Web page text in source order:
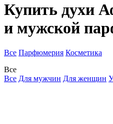
Купить духи
и мужской
Все Парфюмерия Косметика
Все
Все Для мужчин Для женщин